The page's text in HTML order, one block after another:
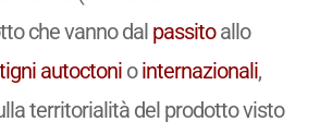
che vanno dal passitoallo
autoctoniointernazionali,
territorialità del prodotto visto